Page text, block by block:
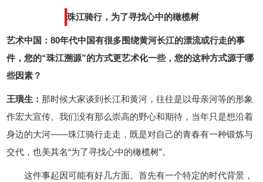
珠江骑行，为了寻找心中的橄榄树
艺术中国：80年代中国有很多围绕黄河长江的漂流或行走的事
件，您的“珠江溯源”的方式更艺术化一些，您的这种方式源于哪
些因素？
王璜生：那时候大家谈到长江和黄河，往往是以母亲河等的形象
作宏大宣传。我们没有那么崇高的野心和期待，当年只是想沿着
身边的大河——珠江骑行走走，既是对自己的青春有一种锻炼与
交代，也美其名“为了寻找心中的橄榄树”。
这件事起因可能有好几方面。首先有一个特定的时代背景，